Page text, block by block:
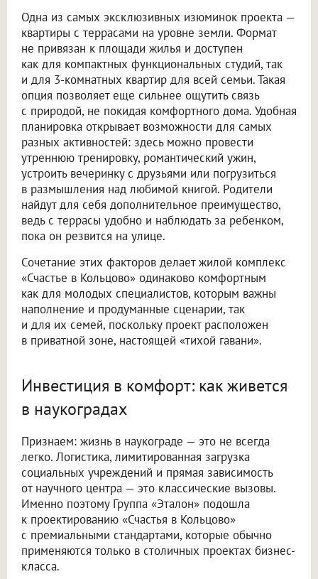
Одна из самых эксклюзивных изюминок проекта —
квартиры с террасами на уровне земли. Формат
не привязан к площади жилья и доступен
как для компактных функциональных студий, так
и для 3-комнатных квартир для всей семьи. Такая
опция позволяет еще сильнее ощутить связь
с природой, не покидая комфортного дома. Удобная
планировка открывает возможности для самых
разных активностей: здесь можно провести
утреннюю тренировку, романтический ужин,
устроить вечеринку с друзьями или погрузиться
в размышления над любимой книгой. Родители
найдут для себя дополнительное преимущество,
ведь с террасы удобно и наблюдать за ребенком,
пока он резвится на улице.
Сочетание этих факторов делает жилой комплекс
«Счастье в Кольцово» одинаково комфортным
как для молодых специалистов, которым важны
наполнение и продуманные сценарии, так
и для их семей, поскольку проект расположен
в приватной зоне, настоящей «тихой гавани».
Инвестиция в комфорт: как живется
в наукоградах
Признаем: жизнь в наукограде — это не всегда
легко. Логистика, лимитированная загрузка
социальных учреждений и прямая зависимость
от научного центра — это классические вызовы.
Именно поэтому Группа «Эталон» подошла
к проектированию «Счастья в Кольцово»
с премиальными стандартами, которые обычно
применяются только в столичных проектах бизнес-
класса.